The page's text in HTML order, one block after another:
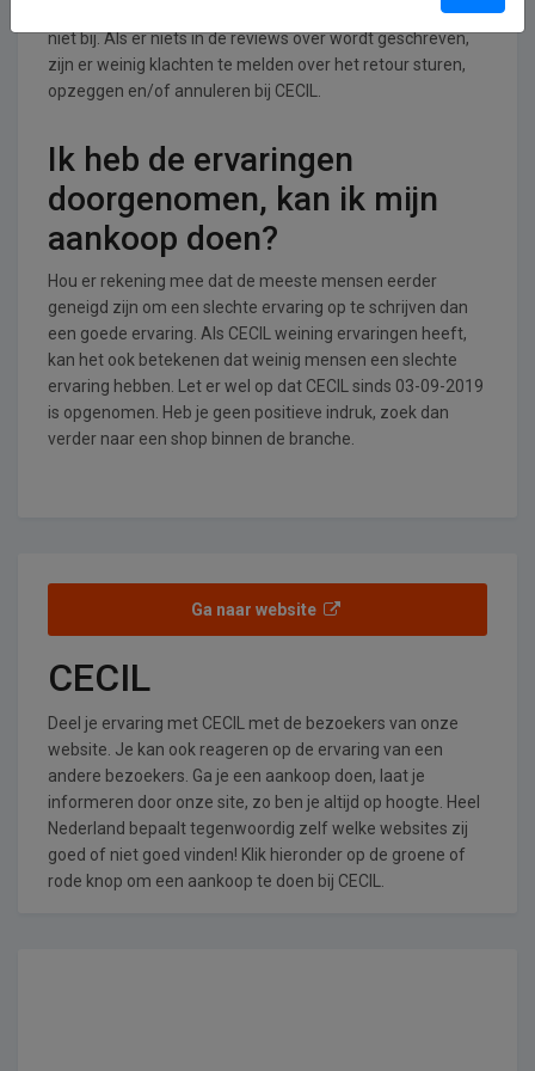
retouren en annuleringen/opzeggingen. Wij houden dat
niet bij. Als er niets in de reviews over wordt geschreven,
zijn er weinig klachten te melden over het retour sturen,
opzeggen en/of annuleren bij CECIL.
Ik heb de ervaringen
doorgenomen, kan ik mijn
aankoop doen?
Hou er rekening mee dat de meeste mensen eerder
geneigd zijn om een slechte ervaring op te schrijven dan
een goede ervaring. Als CECIL weining ervaringen heeft,
kan het ook betekenen dat weinig mensen een slechte
ervaring hebben. Let er wel op dat CECIL sinds 03-09-2019
is opgenomen. Heb je geen positieve indruk, zoek dan
verder naar een shop binnen de branche.
Ga naar website
CECIL
Deel je ervaring met CECIL met de bezoekers van onze
website. Je kan ook reageren op de ervaring van een
andere bezoekers. Ga je een aankoop doen, laat je
informeren door onze site, zo ben je altijd op hoogte. Heel
Nederland bepaalt tegenwoordig zelf welke websites zij
goed of niet goed vinden! Klik hieronder op de groene of
rode knop om een aankoop te doen bij CECIL.